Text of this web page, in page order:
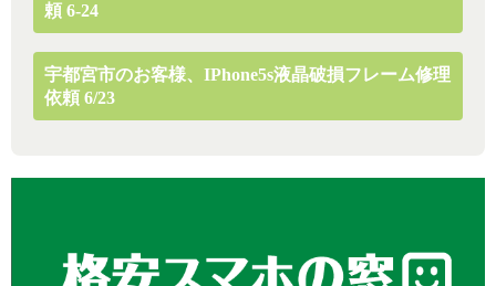
頼 6-24
宇都宮市のお客様、iPhone5s液晶破損フレーム修理
依頼 6/23